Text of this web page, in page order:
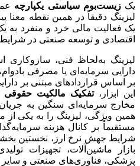
یکزیست‌بوم سیاستی یکپارچه
لیزینگ دقیقاً در همین نقطه معنا
یک فعالیت مالی خرد و منفرد به
اقتصادی و توسعه صنعتی در شرایط
لیزینگ به‌لحاظ فنی،
دارایی سرمایه‌ای یا مصرفی
بر اساس قراردادهای مبتنی بر
این ابزار،تفکیک مالکیت حقوقی
مخارج سرمایه‌ای سنگین به
همین ویژگی، لیزینگ را به یکی از
مستقیماً بر کانال هزینه
شرایط جهش نرخ ارز، نخستین
بازار ماشین‌آلات، تجهیزات
پزشکی، فناوری‌های صنعتی و سایر